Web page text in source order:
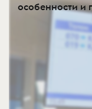
особенности и